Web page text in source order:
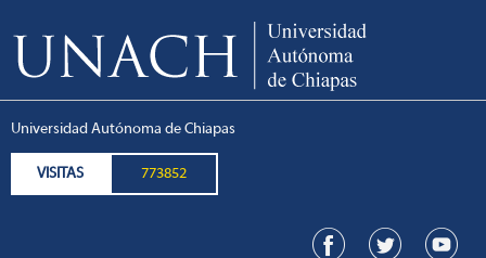
ankara
giriş
restbetcdn.com
Universidad Autónoma de Chiapas
VISITAS 773852